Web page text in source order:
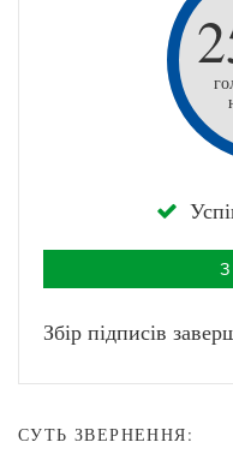
З
Збір підписів
СУТЬ ЗВЕРНЕННЯ: